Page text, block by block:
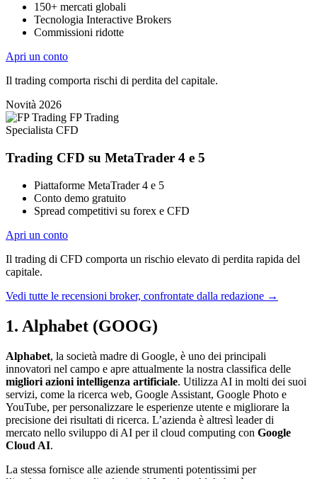
150+ mercati globali
Tecnologia Interactive Brokers
Commissioni ridotte
Apri un conto
Il trading comporta rischi di perdita del capitale.
Novità 2026
FP Trading
Specialista CFD
Trading CFD su MetaTrader 4 e 5
Piattaforme MetaTrader 4 e 5
Conto demo gratuito
Spread competitivi su forex e CFD
Apri un conto
Il trading di CFD comporta un rischio elevato di perdita rapida del
capitale.
Vedi tutte le recensioni broker, confrontate dalla redazione →
1. Alphabet (GOOG)
Alphabet, la società madre di Google, è uno dei principali
innovatori nel campo e apre attualmente la nostra classifica delle
migliori azioni intelligenza artificiale. Utilizza AI in molti dei suoi
servizi, come la ricerca web, Google Assistant, Google Photo e
YouTube, per personalizzare le esperienze utente e migliorare la
precisione dei risultati di ricerca. L’azienda è altresì leader di
mercato nello sviluppo di AI per il cloud computing con Google
Cloud AI.
La stessa fornisce alle aziende strumenti potentissimi per